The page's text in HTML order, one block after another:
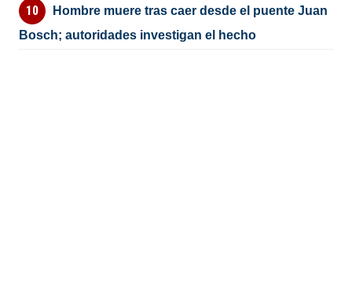
Hombre muere tras caer desde el puente Juan
Bosch; autoridades investigan el hecho